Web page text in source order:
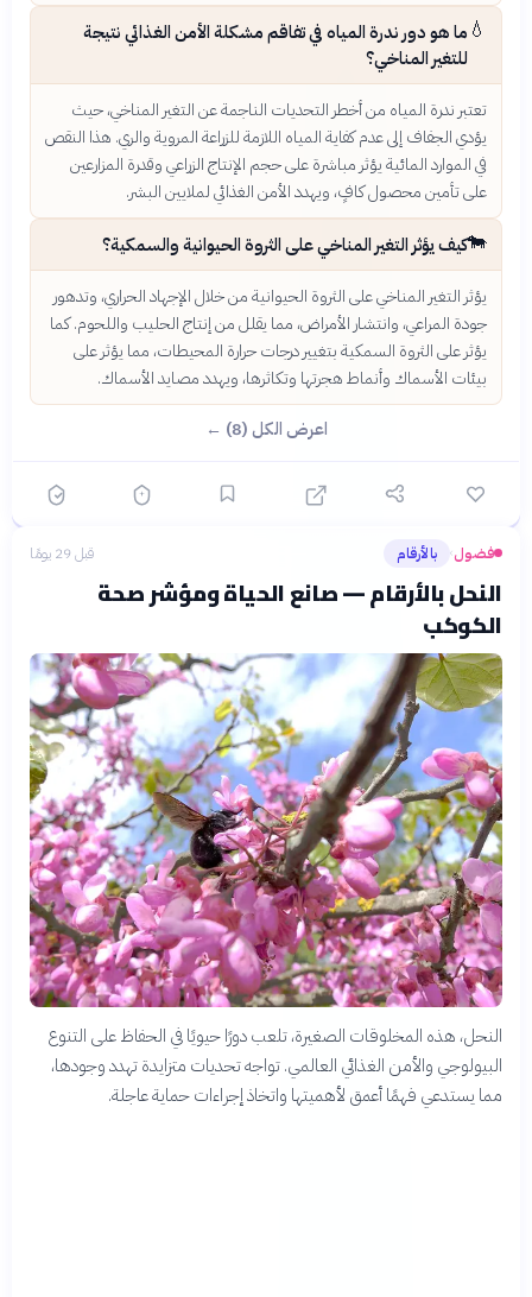
💧 ما هو دور ندرة المياه في تفاقم مشكلة الأمن الغذائي نتيجة
للتغير المناخي؟
تعتبر ندرة المياه من أخطر التحديات الناجمة عن التغير المناخي، حيث
يؤدي الجفاف إلى عدم كفاية المياه اللازمة للزراعة المروية والري. هذا النقص
في الموارد المائية يؤثر مباشرة على حجم الإنتاج الزراعي وقدرة المزارعين
على تأمين محصول كافٍ، ويهدد الأمن الغذائي لملايين البشر.
🐄كيف يؤثر التغير المناخي على الثروة الحيوانية والسمكية؟
يؤثر التغير المناخي على الثروة الحيوانية من خلال الإجهاد الحراري، وتدهور
جودة المراعي، وانتشار الأمراض، مما يقلل من إنتاج الحليب واللحوم. كما
يؤثر على الثروة السمكية بتغيير درجات حرارة المحيطات، مما يؤثر على
بيئات الأسماك وأنماط هجرتها وتكاثرها، ويهدد مصايد الأسماك.
اعرض الكل (8) ←
فضول› بالأرقام قبل 29 يومًا
النحل بالأرقام — صانع الحياة ومؤشر صحة
الكوكب
النحل، هذه المخلوقات الصغيرة، تلعب دورًا حيويًا في الحفاظ على التنوع
البيولوجي والأمن الغذائي العالمي. تواجه تحديات متزايدة تهدد وجودها،
مما يستدعي فهمًا أعمق لأهميتها واتخاذ إجراءات حماية عاجلة.